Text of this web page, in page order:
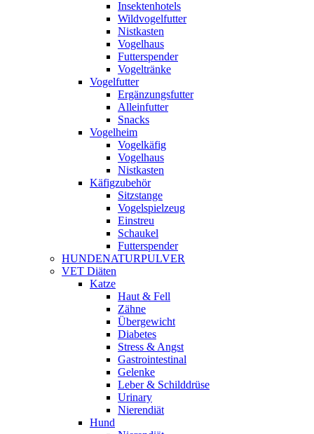
Insektenhotels
Wildvogelfutter
Nistkasten
Vogelhaus
Futterspender
Vogeltränke
Vogelfutter
Ergänzungsfutter
Alleinfutter
Snacks
Vogelheim
Vogelkäfig
Vogelhaus
Nistkasten
Käfigzubehör
Sitzstange
Vogelspielzeug
Einstreu
Schaukel
Futterspender
HUNDENATURPULVER
VET Diäten
Katze
Haut & Fell
Zähne
Übergewicht
Diabetes
Stress & Angst
Gastrointestinal
Gelenke
Leber & Schilddrüse
Urinary
Nierendiät
Hund